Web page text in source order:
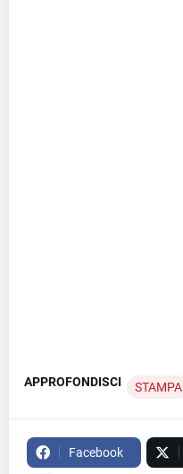
APPROFONDISCI STAMPA
Facebook